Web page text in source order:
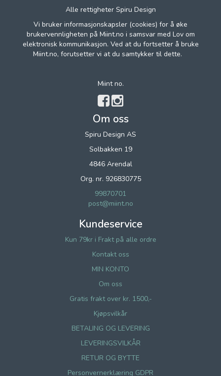
Alle rettigheter Spiru Design
Vi bruker informasjonskapsler (cookies) for å øke
brukervennligheten på Miint.no i samsvar med Lov om
elektronisk kommunikasjon. Ved at du fortsetter å bruke
Miint.no, forutsetter vi at du samtykker til dette.
Miint no.
Om oss
Spiru Design AS
Solbakken 19
4846 Arendal
Org. nr. 926830775
99870701
post@miint.no
Kundeservice
Kun 79kr i Frakt på alle ordre
Kontakt oss
MIN KONTO
Om oss
Gratis frakt over kr. 1500,-
Kjøpsvilkår
BETALING OG LEVERING
LEVERINGSVILKÅR
RETUR OG BYTTE
Personvernerklæring GDPR